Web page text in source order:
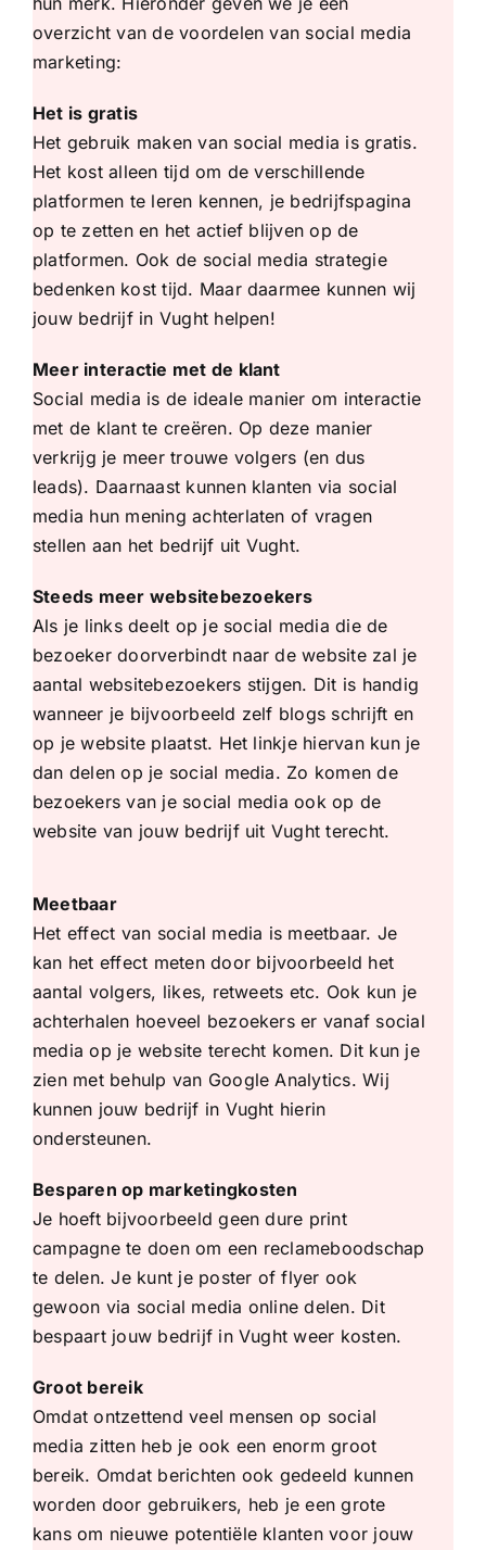
overzicht van de voordelen van social media
marketing:
Het is gratis
Het gebruik maken van social media is gratis.
Het kost alleen tijd om de verschillende
platformen te leren kennen, je bedrijfspagina
op te zetten en het actief blijven op de
platformen. Ook de social media strategie
bedenken kost tijd. Maar daarmee kunnen wij
jouw bedrijf in Vught helpen!
Meer interactie met de klant
Social media is de ideale manier om interactie
met de klant te creëren. Op deze manier
verkrijg je meer trouwe volgers (en dus
leads). Daarnaast kunnen klanten via social
media hun mening achterlaten of vragen
stellen aan het bedrijf uit Vught.
Steeds meer websitebezoekers
Als je links deelt op je social media die de
bezoeker doorverbindt naar de website zal je
aantal websitebezoekers stijgen. Dit is handig
wanneer je bijvoorbeeld zelf blogs schrijft en
op je website plaatst. Het linkje hiervan kun je
dan delen op je social media. Zo komen de
bezoekers van je social media ook op de
website van jouw bedrijf uit Vught terecht.
Meetbaar
Het effect van social media is meetbaar. Je
kan het effect meten door bijvoorbeeld het
aantal volgers, likes, retweets etc. Ook kun je
achterhalen hoeveel bezoekers er vanaf social
media op je website terecht komen. Dit kun je
zien met behulp van Google Analytics. Wij
kunnen jouw bedrijf in Vught hierin
ondersteunen.
Besparen op marketingkosten
Je hoeft bijvoorbeeld geen dure print
campagne te doen om een reclameboodschap
te delen. Je kunt je poster of flyer ook
gewoon via social media online delen. Dit
bespaart jouw bedrijf in Vught weer kosten.
Groot bereik
Omdat ontzettend veel mensen op social
media zitten heb je ook een enorm groot
bereik. Omdat berichten ook gedeeld kunnen
worden door gebruikers, heb je een grote
kans om nieuwe potentiële klanten voor jouw